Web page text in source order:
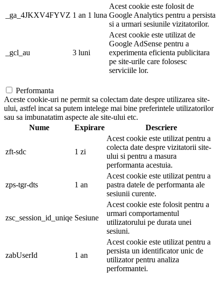
_ga_4JKXV4FYVZ 1 an 1 luna
Acest cookie este folosit de
Google Analytics pentru a persista
si a urmari sesiunile vizitatorilor.
_gcl_au 3 luni
Acest cookie este utilizat de
Google AdSense pentru a
experimenta eficienta publicitara
pe site-urile care folosesc
serviciile lor.
Performanta
Aceste cookie-uri ne permit sa colectam date despre utilizarea site-
ului, astfel incat sa putem intelege mai bine preferintele utilizatorilor
sau sa imbunatatim aspecte ale site-ului etc.
Nume
Expirare Descriere
zft-sdc 1 zi
Acest cookie este utilizat pentru a
colecta date despre vizitatorii site-
ului si pentru a masura
performanta acestuia.
zps-tgr-dts 1 an
Acest cookie este utilizat pentru a
pastra datele de performanta ale
sesiunii curente.
zsc_session_id_uniqe Sesiune
Acest cookie este folosit pentru a
urmari comportamentul
utilizatorului pe durata unei
sesiuni.
zabUserId 1 an
Acest cookie este utilizat pentru a
persista un identificator unic de
utilizator pentru analiza
performantei.